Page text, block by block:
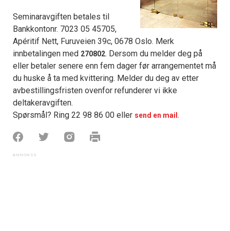
Seminaravgiften betales til
Bankkontonr. 7023 05 45705,
Apéritif Nett, Furuveien 39c, 0678 Oslo. Merk
innbetalingen med 270802. Dersom du melder deg på
eller betaler senere enn fem dager før arrangementet må
du huske å ta med kvittering. Melder du deg av etter
avbestillingsfristen ovenfor refunderer vi ikke
deltakeravgiften.
Spørsmål? Ring 22 98 86 00 eller send en mail .